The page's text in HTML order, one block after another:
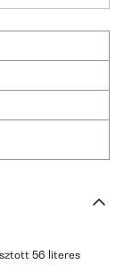
56 literes